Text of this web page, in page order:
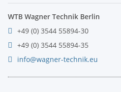
WTB Wagner Technik Berlin
+49 (0) 3544 55894-30
+49 (0) 3544 55894-35
info@wagner-technik.eu